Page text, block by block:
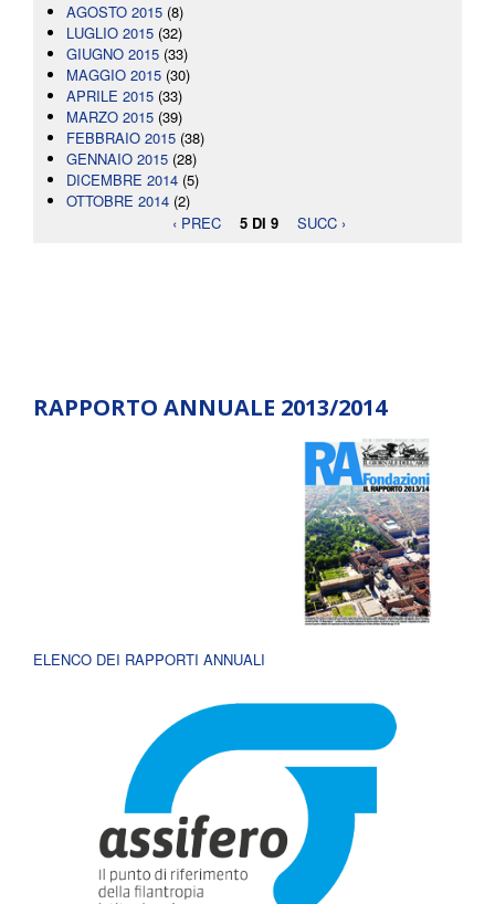
AGOSTO 2015 (8)
LUGLIO 2015 (32)
GIUGNO 2015 (33)
MAGGIO 2015 (30)
APRILE 2015 (33)
MARZO 2015 (39)
FEBBRAIO 2015 (38)
GENNAIO 2015 (28)
DICEMBRE 2014 (5)
OTTOBRE 2014 (2)
‹ PREC
5 DI 9 SUCC ›
RAPPORTO ANNUALE 2013/2014
ELENCO DEI RAPPORTI ANNUALI